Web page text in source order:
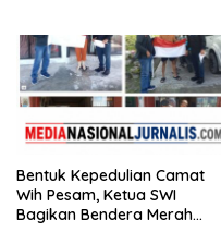
Bentuk Kepedulian Camat
Wih Pesam, Ketua SWI
Bagikan Bendera Merah